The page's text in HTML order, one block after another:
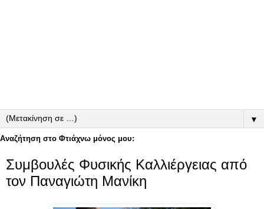
▼
Αναζήτηση στο Φτιάχνω μόνος μου:
Συμβουλές Φυσικής Καλλιέργειας από
τον Παναγιώτη Μανίκη